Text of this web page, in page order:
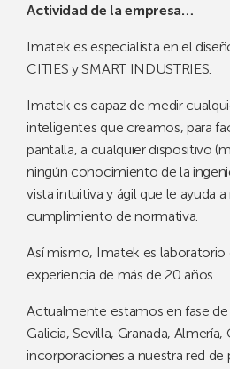
Actividad de la empresa…
Imatek es especialista en el
CITIES y SMART INDUSTRIES.
Imatek es capaz de medir
inteligentes que creamos, para
pantalla, a cualquier dispositivo
ningún conocimiento de la
vista intuitiva y ágil que le ayuda
cumplimiento de normativa.
Así mismo, Imatek es
experiencia de más de 20 años.
Actualmente estamos en fase
Galicia, Sevilla, Granada,
incorporaciones a nuestra red